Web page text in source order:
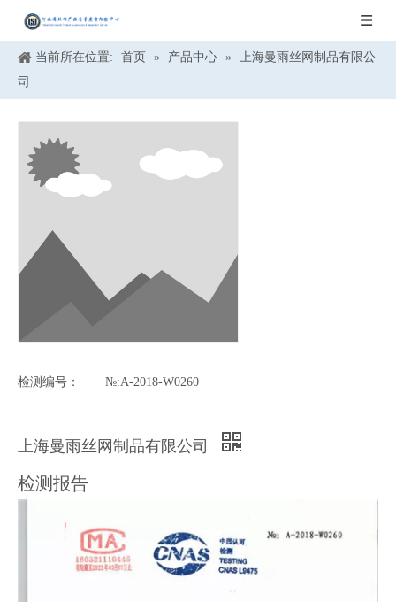
当前所在位置: 首页 » 产品中心 »
上海曼雨丝网制品有限公
司
检测编号： №:A-2018-W0260
上海曼雨丝网制品有限公司
检测报告